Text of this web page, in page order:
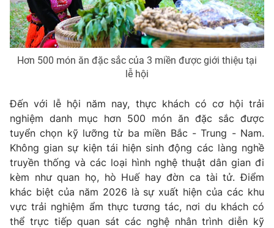
Theo dõi báo trên
Cơ quan chủ quản:Đài Truyền hình Việt Nam
Cơ quan báo chí:Thời báo VTV
Tổng Biên tập:
Vũ Thanh Thủy
Phó Tổng Biên tập:Nguyễn Thị Mỹ Hạnh, Phạm Quốc Thắng,
Nguyễn Trọng Ninh
Tổng đài VTV:024.38 355 931 - 024.38 355 932
Ðiện thoại Thời báo VTV:024.66 897 897
Email: toasoan@vtv.vn
Liên hệ quảng cáo: 024-7300.7108
Hơn 500 món ăn đặc sắc của 3 miền được giới thiệu tại
lễ hội
Đến với lễ hội năm nay, thực khách có cơ hội trải
nghiệm danh mục hơn 500 món ăn đặc sắc được
tuyển chọn kỹ lưỡng từ ba miền Bắc - Trung - Nam.
Không gian sự kiện tái hiện sinh động các làng nghề
truyền thống và các loại hình nghệ thuật dân gian đi
kèm như quan họ, hò Huế hay đờn ca tài tử. Điểm
khác biệt của năm 2026 là sự xuất hiện của các khu
vực trải nghiệm ẩm thực tương tác, nơi du khách có
thể trực tiếp quan sát các nghệ nhân trình diễn kỹ